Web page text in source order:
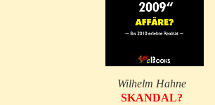
Wilhelm Hahne
SKANDAL?